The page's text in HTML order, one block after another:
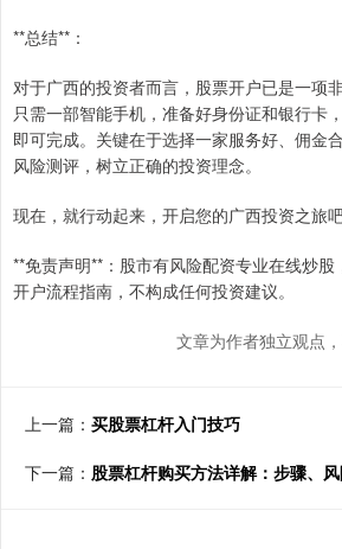
**总结**：
对于广西的投资者而言，股票开户已是一项
只需一部智能手机，准备好身份证和银行卡
即可完成。关键在于选择一家服务好、佣金
风险测评，树立正确的投资理念。
现在，就行动起来，开启您的广西投资之旅吧
**免责声明**：股市有风险配资专业在线炒
开户流程指南，不构成任何投资建议。
文章为作者独立观点
上一篇： 买股票杠杆入门技巧
下一篇： 股票杠杆购买方法详解：步骤、